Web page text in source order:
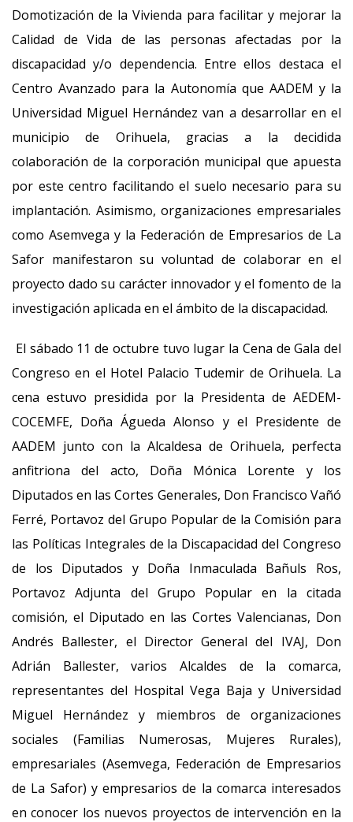
Domotización de la Vivienda para facilitar y mejorar la
Calidad de Vida de las personas afectadas por la
discapacidad y/o dependencia. Entre ellos destaca el
Centro Avanzado para la Autonomía que AADEM y la
Universidad Miguel Hernández van a desarrollar en el
municipio de Orihuela, gracias a la decidida
colaboración de la corporación municipal que apuesta
por este centro facilitando el suelo necesario para su
implantación. Asimismo, organizaciones empresariales
como Asemvega y la Federación de Empresarios de La
Safor manifestaron su voluntad de colaborar en el
proyecto dado su carácter innovador y el fomento de la
investigación aplicada en el ámbito de la discapacidad.
El sábado 11 de octubre tuvo lugar la Cena de Gala del
Congreso en el Hotel Palacio Tudemir de Orihuela. La
cena estuvo presidida por la Presidenta de AEDEM-
COCEMFE, Doña Águeda Alonso y el Presidente de
AADEM junto con la Alcaldesa de Orihuela, perfecta
anfitriona del acto, Doña Mónica Lorente y los
Diputados en las Cortes Generales, Don Francisco Vañó
Ferré, Portavoz del Grupo Popular de la Comisión para
las Políticas Integrales de la Discapacidad del Congreso
de los Diputados y Doña Inmaculada Bañuls Ros,
Portavoz Adjunta del Grupo Popular en la citada
comisión, el Diputado en las Cortes Valencianas, Don
Andrés Ballester, el Director General del IVAJ, Don
Adrián Ballester, varios Alcaldes de la comarca,
representantes del Hospital Vega Baja y Universidad
Miguel Hernández y miembros de organizaciones
sociales (Familias Numerosas, Mujeres Rurales),
empresariales (Asemvega, Federación de Empresarios
de La Safor) y empresarios de la comarca interesados
en conocer los nuevos proyectos de intervención en la